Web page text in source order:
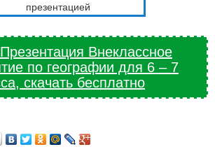
Внеклассное
по географии для 6 – 7
скачать бесплатно